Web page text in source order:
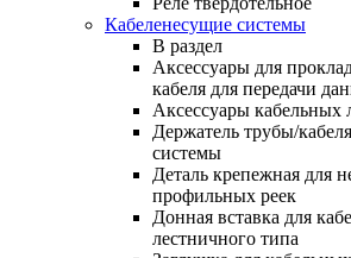
Кабеленесущие системы
В раздел
Аксессуары для
кабеля для передачи
Аксессуары кабельных
Держатель трубы/
системы
Деталь крепежная для
профильных реек
Донная вставка для
лестничного типа